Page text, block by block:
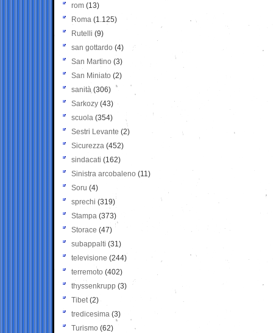
rom (13)
Roma (1.125)
Rutelli (9)
san gottardo (4)
San Martino (3)
San Miniato (2)
sanità (306)
Sarkozy (43)
scuola (354)
Sestri Levante (2)
Sicurezza (452)
sindacati (162)
Sinistra arcobaleno (11)
Soru (4)
sprechi (319)
Stampa (373)
Storace (47)
subappalti (31)
televisione(244)
terremoto (402)
thyssenkrupp (3)
Tibet(2)
tredicesima (3)
Turismo (62)